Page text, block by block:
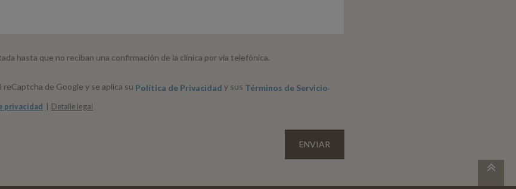
hasta que no reciban una confirmación de la clínica por vía telefónica.
de Google y se aplica su Política de Privacidad y sus Términos de Servicio.
privacidad Detalle legal